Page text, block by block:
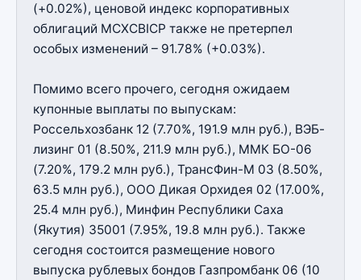
(+0.02%), ценовой индекс корпоративных
облигаций MCXCBICP также не претерпел
особых изменений – 91.78% (+0.03%).
Помимо всего прочего, сегодня ожидаем
купонные выплаты по выпускам:
Россельхозбанк 12 (7.70%, 191.9 млн руб.), ВЭБ-
лизинг 01 (8.50%, 211.9 млн руб.), ММК БО-06
(7.20%, 179.2 млн руб.), ТрансФин-М 03 (8.50%,
63.5 млн руб.), ООО Дикая Орхидея 02 (17.00%,
25.4 млн руб.), Минфин Республики Саха
(Якутия) 35001 (7.95%, 19.8 млн руб.). Также
сегодня состоится размещение нового
выпуска рублевых бондов Газпромбанк 06 (10